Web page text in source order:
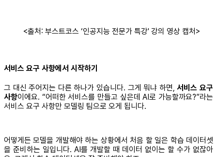
<출처: 부스트코스 ‘인공지능 전문가 특강' 강의 영상 캡처>
서비스 요구 사항에서 시작하기
그 대신 주어지는 다른 하나가 있습니다. 그게 뭐냐 하면,서비스 요구
사항이에요. “어떠한 서비스를 만들고 싶은데 AI로 가능할까요?”라는
서비스 요구 사항만 모델링 팀으로 오게 됩니다.
어떻게든 모델을 개발해야 하는 상황에서 처음 할 일은 학습 데이터셋
을 준비하는 일입니다. AI를 개발할 때 데이터 없이는 할 수가 없잖아